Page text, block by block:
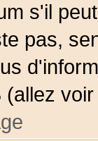
s'il
pas,